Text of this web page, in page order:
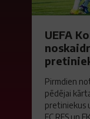
UEFA
Pirmdien
pēdējai
pretiniekus
FC RFS un